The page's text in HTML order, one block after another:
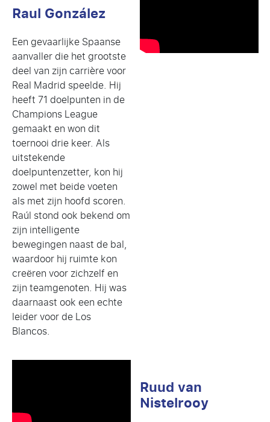
Raul González
Een gevaarlijke Spaanse
aanvaller die het grootste
deel van zijn carrière voor
Real Madrid speelde. Hij
heeft 71 doelpunten in de
Champions League
gemaakt en won dit
toernooi drie keer. Als
uitstekende
doelpuntenzetter, kon hij
zowel met beide voeten
als met zijn hoofd scoren.
Raúl stond ook bekend om
zijn intelligente
bewegingen naast de bal,
waardoor hij ruimte kon
creëren voor zichzelf en
zijn teamgenoten. Hij was
daarnaast ook een echte
leider voor de Los
Blancos.
Ruud van
Nistelrooy